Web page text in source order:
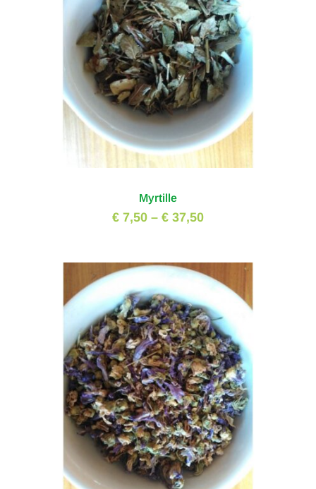
Myrtille
€ 7,50– € 37,50